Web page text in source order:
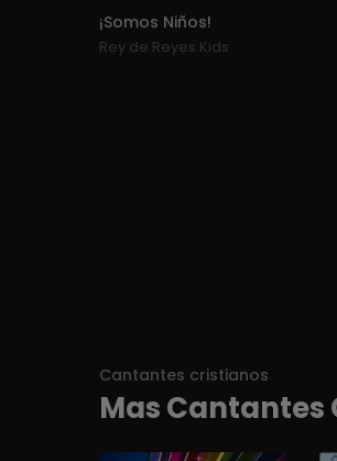
¡Somos Niños!
Rey de Reyes Kids
Cantantes cristianos
Mas Cantantes